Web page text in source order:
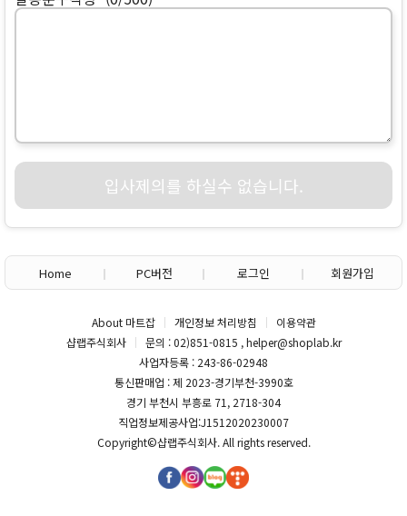
입사제의를 하실수 없습니다.
Home PC버전 로그인 회원가입
About 마트잡 개인정보 처리방침
이용약관
샵랩주식회사
문의 : 02)851-0815 , helper@shoplab.kr
사업자등록 : 243-86-02948
통신판매업 : 제 2023-경기부천-3990호
경기 부천시 부흥로 71, 2718-304
직업정보제공사업:J1512020230007
Copyright©샵랩주식회사. All rights reserved.